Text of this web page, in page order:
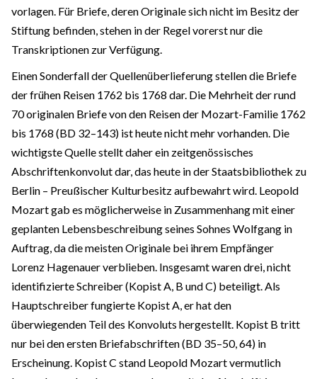
vorlagen. Für Briefe, deren Originale sich nicht im Besitz der
Stiftung befinden, stehen in der Regel vorerst nur die
Transkriptionen zur Verfügung.
Einen Sonderfall der Quellenüberlieferung stellen die Briefe
der frühen Reisen 1762 bis 1768 dar. Die Mehrheit der rund
70 originalen Briefe von den Reisen der Mozart-Familie 1762
bis 1768 (BD 32–143) ist heute nicht mehr vorhanden. Die
wichtigste Quelle stellt daher ein zeitgenössisches
Abschriftenkonvolut dar, das heute in der Staatsbibliothek zu
Berlin – Preußischer Kulturbesitz aufbewahrt wird. Leopold
Mozart gab es möglicherweise in Zusammenhang mit einer
geplanten Lebensbeschreibung seines Sohnes Wolfgang in
Auftrag, da die meisten Originale bei ihrem Empfänger
Lorenz Hagenauer verblieben. Insgesamt waren drei, nicht
identifizierte Schreiber (Kopist A, B und C) beteiligt. Als
Hauptschreiber fungierte Kopist A, er hat den
überwiegenden Teil des Konvoluts hergestellt. Kopist B tritt
nur bei den ersten Briefabschriften (BD 35–50, 64) in
Erscheinung. Kopist C stand Leopold Mozart vermutlich